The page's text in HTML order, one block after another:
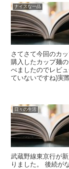
ナイスな一品
さてさて今回のカ
購入したカップ麺
べましたのでレビ
ていないですね)実
日々の生活
武蔵野線東京行が
りました。 後続が